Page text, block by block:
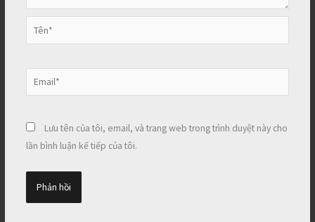
Tên*
Email*
Lưu tên của tôi, email, và trang web trong trình duyệt này cho
lần bình luận kế tiếp của tôi.